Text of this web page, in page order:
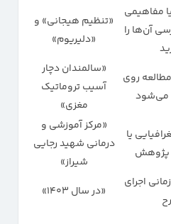
مفاهیمی
آن‌ها را
«تنظیم هیجانی» و
«دلیریوم»
روی
می‌شود
«سالمندان دچار
آسیب تروماتیک
مغزی»
یا
پژوهش
«مرکز آموزشی و
درمانی شهید رجایی
شیراز»
اجرای
«در سال ۱۴۰۳»